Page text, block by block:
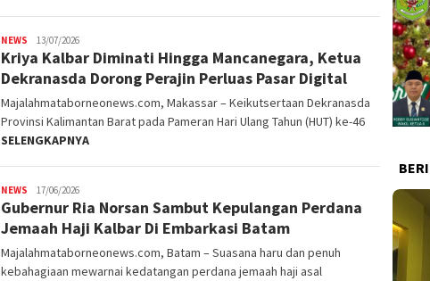
NEWS alvinrpk75
rifangga
13/07/2026
Kriya Kalbar Diminati Hingga Mancanegara, Ketua
Dekranasda Dorong Perajin Perluas Pasar Digital
Majalahmataborneonews.com, Makassar – Keikutsertaan Dekranasda
Provinsi Kalimantan Barat pada Pameran Hari Ulang Tahun (HUT) ke-46
SELENGKAPNYA
NEWS alvinrpk75
rifangga
17/06/2026
Gubernur Ria Norsan Sambut Kepulangan Perdana
Jemaah Haji Kalbar Di Embarkasi Batam
Majalahmataborneonews.com, Batam – Suasana haru dan penuh
kebahagiaan mewarnai kedatangan perdana jemaah haji asal